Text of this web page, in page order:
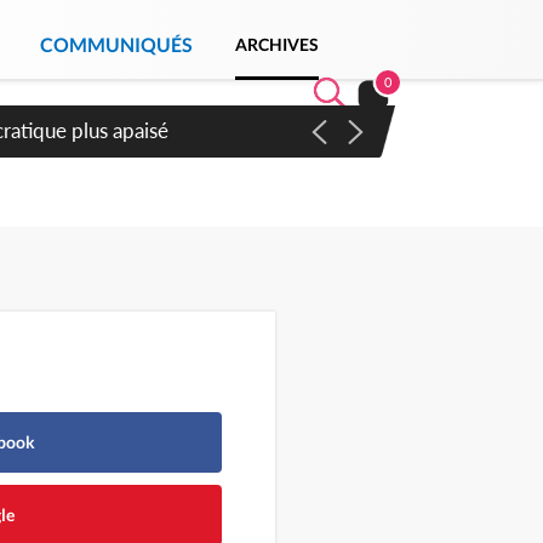
COMMUNIQUÉS ARCHIVES
0
du samedi